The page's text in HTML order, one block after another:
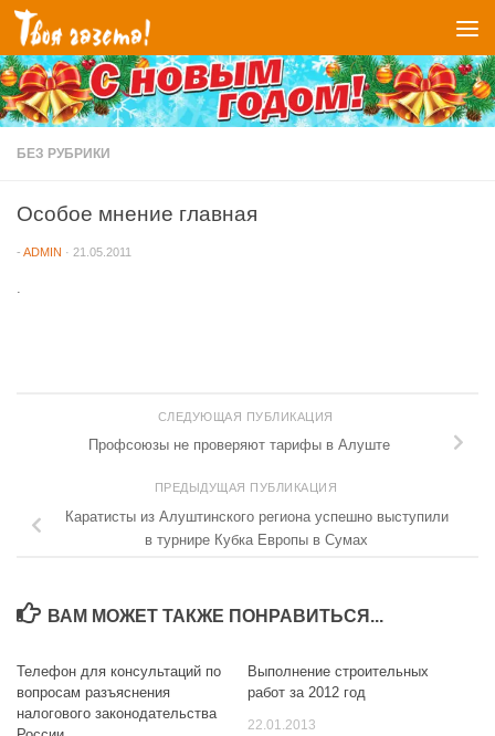
Перейти к содержимому
БЕЗ РУБРИКИ
Особое мнение главная
- ADMIN · 21.05.2011
.
СЛЕДУЮЩАЯ ПУБЛИКАЦИЯ
Профсоюзы не проверяют тарифы в Алуште
ПРЕДЫДУЩАЯ ПУБЛИКАЦИЯ
Каратисты из Алуштинского региона успешно выступили
в турнире Кубка Европы в Сумах
ВАМ МОЖЕТ ТАКЖЕ ПОНРАВИТЬСЯ...
Телефон для консультаций по
вопросам разъяснения
налогового законодательства
Выполнение строительных
работ за 2012 год
22.01.2013